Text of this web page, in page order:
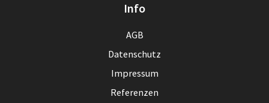
Info
AGB
Datenschutz
Impressum
Referenzen